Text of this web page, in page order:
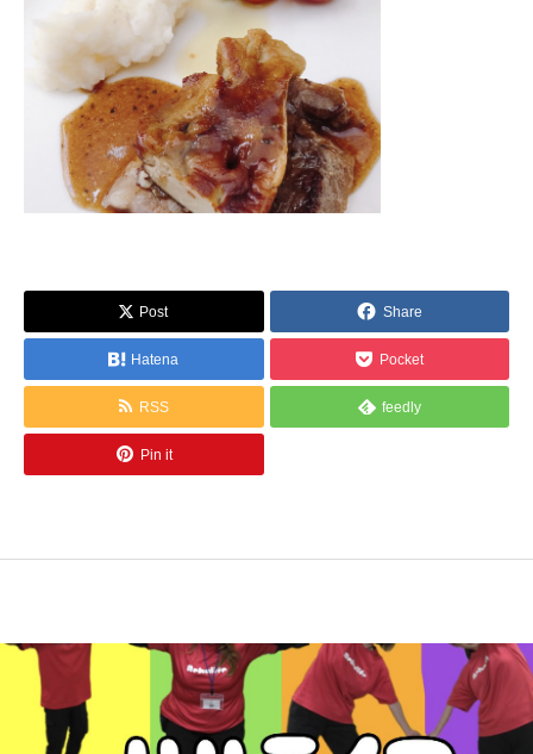
Post Share
Hatena Pocket
RSS feedly
Pin it